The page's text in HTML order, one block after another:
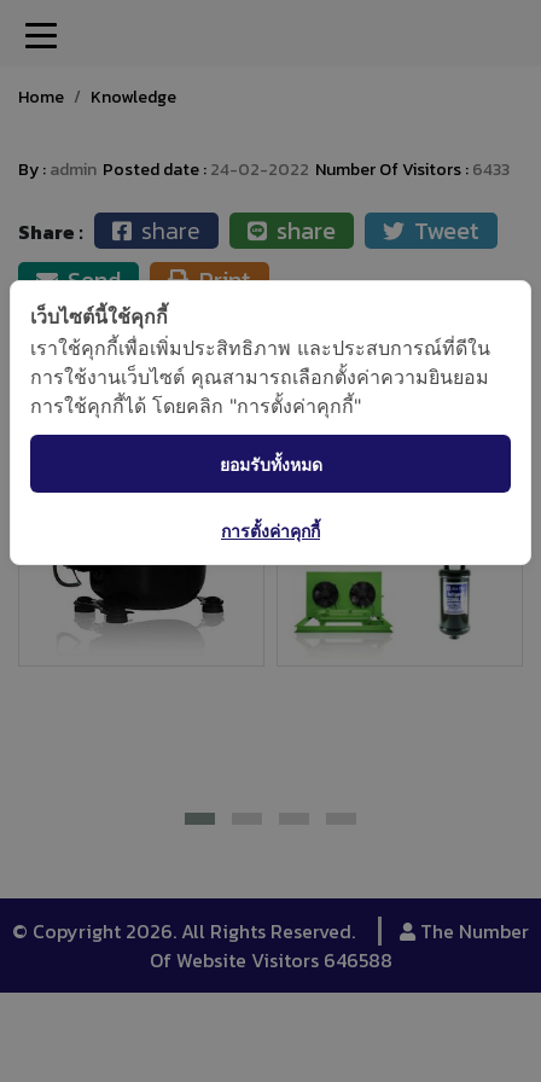
Home Knowledge
0
By :admin Posted date :24-02-2022 Number Of Visitors :6433
Share share share
Tweet
Send
Print
Related Blog
© Copyright 2026. All Rights Reserved.
The Number
Of Website Visitors 646588
เว็บไซต์นี้ใช้คุกกี้
เราใช้คุกกี้เพื่อเพิ่มประสิทธิภาพ และประสบการณ์ที่ดีใน
การใช้งานเว็บไซต์ คุณสามารถเลือกตั้งค่าความยินยอม
การใช้คุกกี้ได้ โดยคลิก "การตั้งค่าคุกกี้"
ยอมรับทั้งหมด
การตั้งค่าคุกกี้